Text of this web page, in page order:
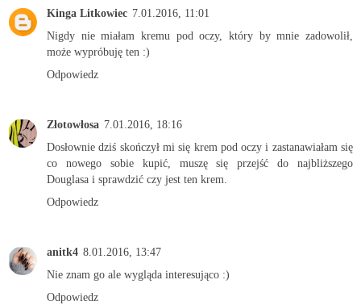
Kinga Litkowiec 7.01.2016, 11:01
Nigdy nie miałam kremu pod oczy, który by mnie zadowolił,
może wypróbuję ten :)
Odpowiedz
Złotowłosa 7.01.2016, 18:16
Dosłownie dziś skończył mi się krem pod oczy i zastanawiałam się
co nowego sobie kupić, muszę się przejść do najbliższego
Douglasa i sprawdzić czy jest ten krem.
Odpowiedz
anitk4 8.01.2016, 13:47
Nie znam go ale wygląda interesująco :)
Odpowiedz